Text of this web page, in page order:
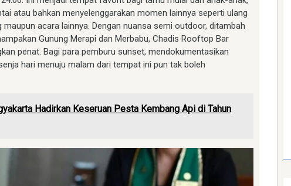
atau bahkan menyelenggarakan momen lainnya seperti ulang
acara lainnya. Dengan nuansa semi outdoor, ditambah
Gunung Merapi dan Merbabu, Chadis Rooftop Bar
penat. Bagi para pemburu sunset, mendokumentasikan
hari menuju malam dari tempat ini pun tak boleh
Hadirkan Keseruan Pesta Kembang Api di Tahun